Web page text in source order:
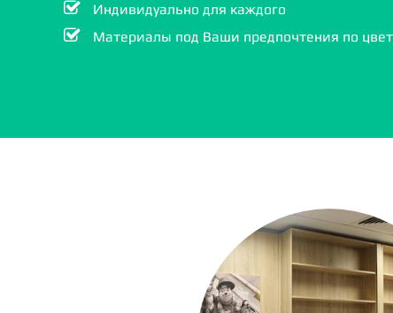
Индивидуально для каждого
Материалы под Ваши предпочтения по